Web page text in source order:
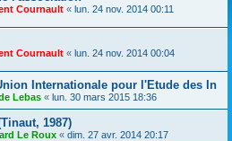
Cournault « lun. 24 nov. 2014 00:11
Cournault « lun. 24 nov. 2014 00:04
Internationale pour l'Etude des In
Lebas « lun. 30 mars 2015 18:36
1987)
Le Roux « dim. 27 avr. 2014 20:17